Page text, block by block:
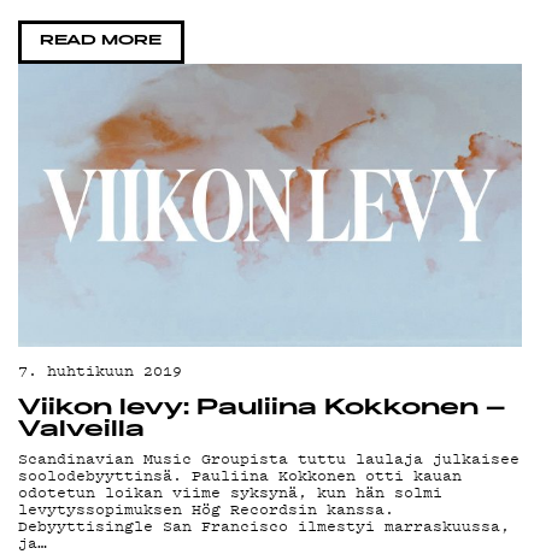
READ MORE
7. huhtikuun 2019
Viikon levy: Pauliina Kokkonen –
Valveilla
Scandinavian Music Groupista tuttu laulaja julkaisee
soolodebyyttinsä. Pauliina Kokkonen otti kauan
odotetun loikan viime syksynä, kun hän solmi
levytyssopimuksen Hög Recordsin kanssa.
Debyyttisingle San Francisco ilmestyi marraskuussa,
ja…